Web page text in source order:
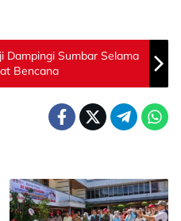
Dampingi Sumbar Selama
Bencana